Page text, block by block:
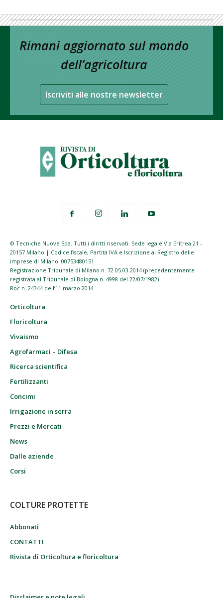
Rimani aggiornato sul mondo
dell’agricoltura
Iscriviti alle nostre newsletter
© Tecniche Nuove Spa. Tutti i diritti riservati. Sede legale Via Eritrea 21 -
20157 Milano | Codice fiscale, Partita IVA e Iscrizione al Registro delle
imprese di Milano: 00753480151
Registrazione Tribunale di Milano n. 72 05.03.2014 (precedentemente
registrata al Tribunale di Bologna n. 4998 del 22/07/1982)
Roc n. 24344 dell’11 marzo 2014
Orticoltura
Floricoltura
Vivaismo
Agrofarmaci – Difesa
Ricerca scientifica
Fertilizzanti
Concimi
Irrigazione in serra
Prezzi e Mercati
News
Dalle aziende
Corsi
COLTURE PROTETTE
Abbonati
CONTATTI
Rivista di Orticoltura e floricoltura